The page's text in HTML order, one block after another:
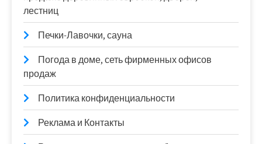
лестниц
Печки-Лавочки, сауна
Погода в доме, сеть фирменных офисов
продаж
Политика конфиденциальности
Реклама и Контакты